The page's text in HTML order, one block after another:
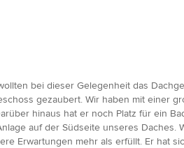
bei dieser Gelegenheit das
gezaubert. Wir haben mit einer
hinaus hat er noch Platz für ein
auf der Südseite unseres
Erwartungen mehr als erfüllt. Er hat